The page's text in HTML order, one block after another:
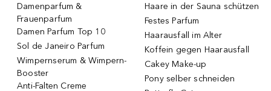
Damenparfum &
Frauenparfum
Damen Parfum Top 10
Sol de Janeiro Parfum
Wimpernserum & Wimpern-
Booster
Anti-Falten Creme
Haare in der Sauna schützen
Festes Parfum
Haarausfall im Alter
Koffein gegen Haarausfall
Cakey Make-up
Pony selber schneiden